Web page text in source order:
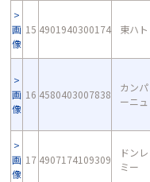
画
像
15 4901940300174 東ハト
画
像
16 4580403007838
カンパ
ーニュ
画
像
17 4907174109309
ドンレ
ミー